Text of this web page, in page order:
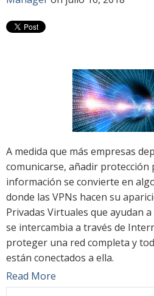
A medida que más empresas
comunicarse, añadir protección
información se convierte en
donde las VPNs hacen su
Privadas Virtuales que ayudan
se intercambia a través de
proteger una red completa y
están conectados a ella.
Read More